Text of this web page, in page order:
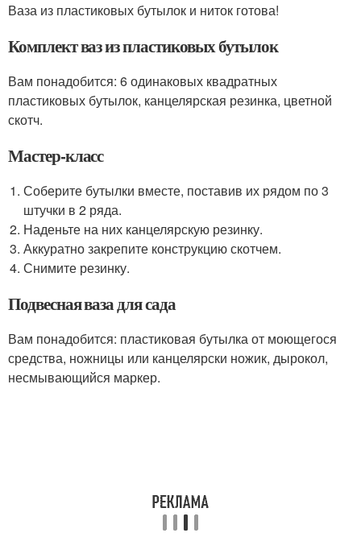
Ваза из пластиковых бутылок и ниток готова!
Комплект ваз из пластиковых бутылок
Вам понадобится: 6 одинаковых квадратных
пластиковых бутылок, канцелярская резинка, цветной
скотч.
Мастер-класс
Соберите бутылки вместе, поставив их рядом по 3
штучки в 2 ряда.
Наденьте на них канцелярскую резинку.
Аккуратно закрепите конструкцию скотчем.
Снимите резинку.
Подвесная ваза для сада
Вам понадобится: пластиковая бутылка от моющегося
средства, ножницы или канцелярски ножик, дырокол,
несмывающийся маркер.